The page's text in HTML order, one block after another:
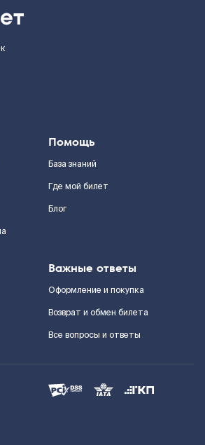
Помощь
База знаний
Где мой билет
Блог
Важные ответы
Оформление и покупка
Возврат и обмен билета
Все вопросы и ответы